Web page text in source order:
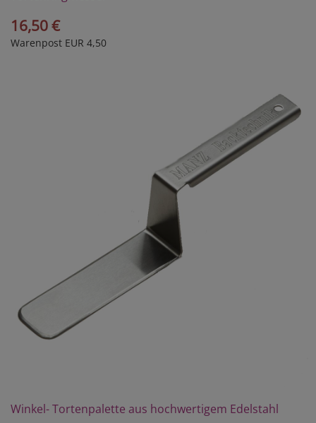
16,50 €
Warenpost EUR 4,50
Winkel- Tortenpalette aus hochwertigem Edelstahl